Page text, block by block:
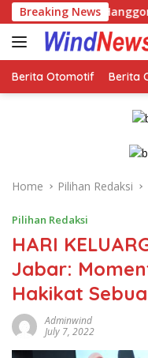
Skip
to
content
Breaking News
S.T: Perbedaan
Berita Otomotif Berita
Home Pilihan Redaksi
Pilihan Redaksi
HARI
Jabar:
Hakikat
Adminwind
July 7, 2022